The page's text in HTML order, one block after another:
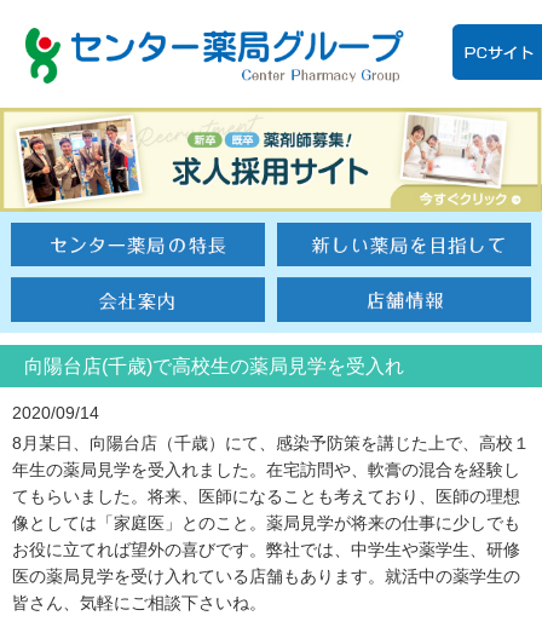
向陽台店(千歳)で高校生の薬局見学を受入れ
2020/09/14
8月某日、向陽台店（千歳）にて、感染予防策を講じた上で、高校１
年生の薬局見学を受入れました。在宅訪問や、軟膏の混合を経験し
てもらいました。将来、医師になることも考えており、医師の理想
像としては「家庭医」とのこと。薬局見学が将来の仕事に少しでも
お役に立てれば望外の喜びです。弊社では、中学生や薬学生、研修
医の薬局見学を受け入れている店舗もあります。就活中の薬学生の
皆さん、気軽にご相談下さいね。